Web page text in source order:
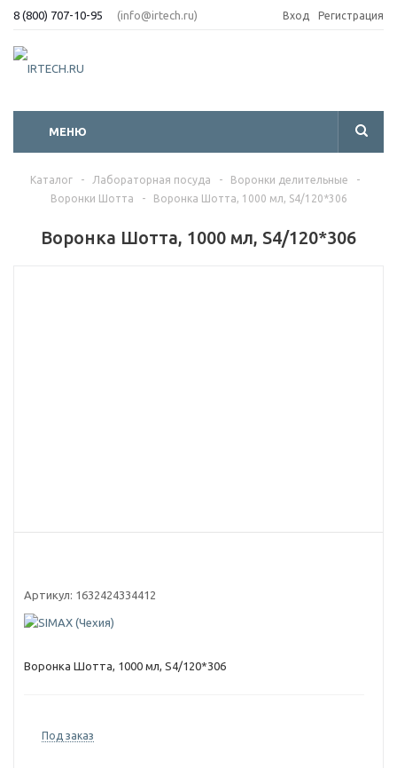
8 (800) 707-10-95 (info@irtech.ru) Вход Регистрация
МЕНЮ
Каталог - Лабораторная посуда - Воронки делительные
-
Воронки Шотта
- Воронка Шотта, 1000 мл, S4/120*306
Воронка Шотта, 1000 мл, S4/120*306
Артикул: 1632424334412
Воронка Шотта, 1000 мл, S4/120*306
Под заказ